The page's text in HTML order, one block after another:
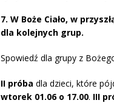
7. W Boże Ciało, w
dla kolejnych grup.
Spowiedź dla grupy z
II próba dla dzieci, które
wtorek 01.06 o 17.00. III